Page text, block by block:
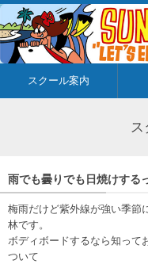
スクール案内
雨でも曇りでも日焼けする
梅雨だけど紫外線が強い季節
林です。
ボディボードするなら知って
ついて